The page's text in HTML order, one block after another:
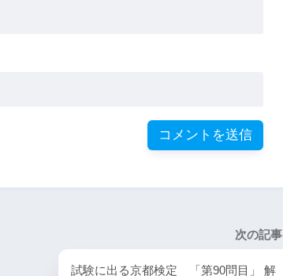
次の記事
試験に出る京都検定 「第90問目」 解